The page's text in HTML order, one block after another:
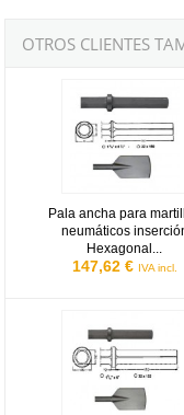
OTROS CLIENTES
Pala ancha para
neumáticos
Hexagonal...
147,62 € IVA incl.